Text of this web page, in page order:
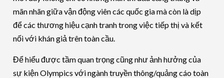
mãn nhãn giữa vận động viên các quốc gia mà còn là dịp
để các thương hiệu cạnh tranh trong việc tiếp thị và kết
nối với khán giả trên toàn cầu.
Để hiểu được tầm quan trọng cũng như ảnh hưởng của
sự kiện Olympics với ngành truyền thông/quảng cáo toàn